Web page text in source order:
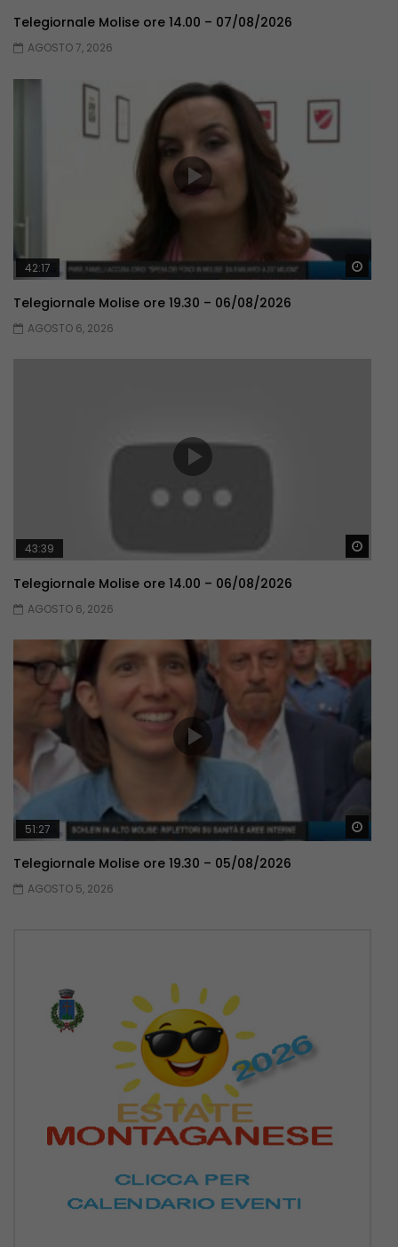
Telegiornale Molise ore 14.00 – 07/08/2026
AGOSTO 7, 2026
42:17
Telegiornale Molise ore 19.30 – 06/08/2026
AGOSTO 6, 2026
43:39
Telegiornale Molise ore 14.00 – 06/08/2026
AGOSTO 6, 2026
51:27
Telegiornale Molise ore 19.30 – 05/08/2026
AGOSTO 5, 2026